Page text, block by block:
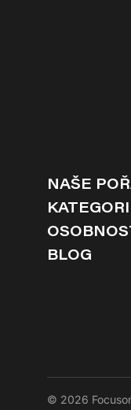
NAŠE
BLOG
© 2026